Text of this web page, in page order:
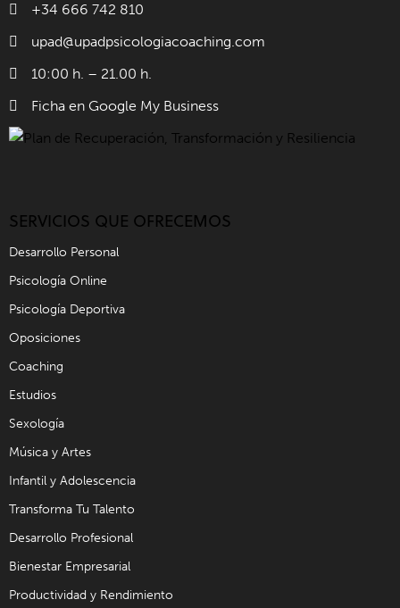
+34 666 742 810
upad@upadpsicologiacoaching.com
10:00 h. – 21.00 h.
Ficha en Google My Business
SERVICIOS QUE OFRECEMOS
Desarrollo Personal
Psicología Online
Psicología Deportiva
Oposiciones
Coaching
Estudios
Sexología
Música y Artes
Infantil y Adolescencia
Transforma Tu Talento
Desarrollo Profesional
Bienestar Empresarial
Productividad y Rendimiento